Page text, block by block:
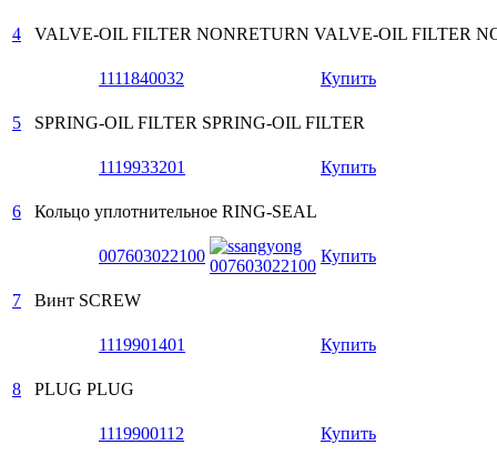
4 VALVE-OIL FILTER NONRETURN VALVE-OIL FILTER
1111840032 Купить
5 SPRING-OIL FILTER SPRING-OIL FILTER
1119933201 Купить
6 Кольцо уплотнительное RING-SEAL
007603022100 Купить
7 Винт SCREW
1119901401 Купить
8 PLUG PLUG
1119900112 Купить